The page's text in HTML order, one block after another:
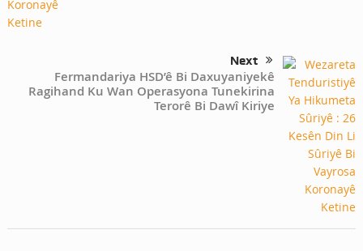
Next
Fermandariya HSD’ê Bi Daxuyaniyekê
Ragihand Ku Wan Operasyona Tunekirina
Terorê Bi Dawî Kiriye